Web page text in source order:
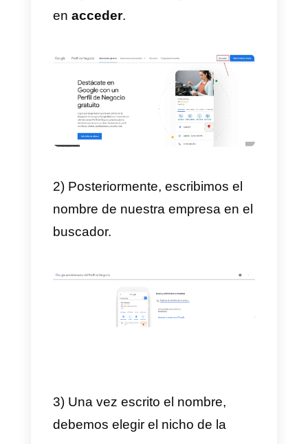
agregado a nuestra
crecer, mejorar y ganar mayor
credibilidad por parte de los
usuarios. Definitivamente,
recomendamos utilizar esta
herramienta para darte a conocer
en internet, permitir a los
opinar sobre tu negocio y dejar
a los nuevos y
potenciales clientes.
una cuenta en Google My
Business?